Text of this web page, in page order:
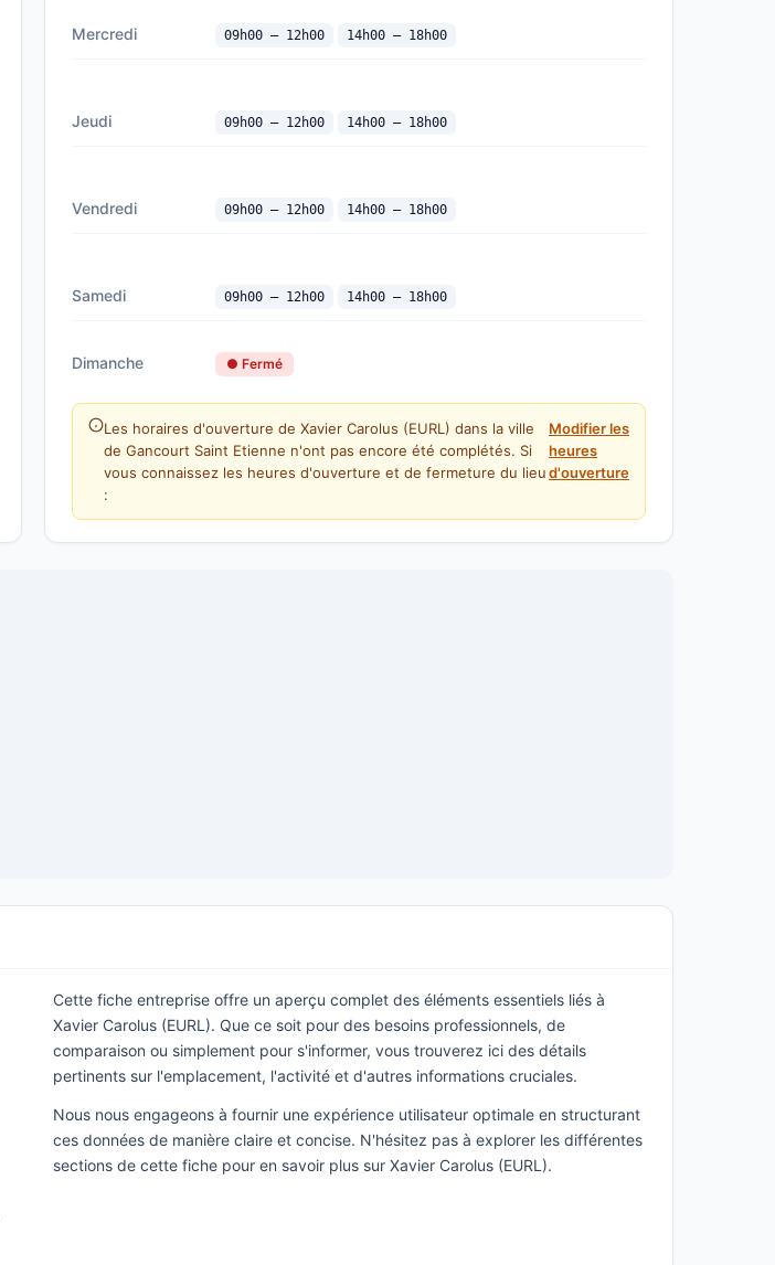
Mercredi 09h00 — 12h00 14h00 — 18h00
Jeudi 09h00 — 12h00 14h00 — 18h00
Vendredi 09h00 — 12h00 14h00 — 18h00
Samedi 09h00 — 12h00 14h00 — 18h00
Dimanche ● Fermé
Les horaires d'ouverture de Xavier Carolus (EURL) dans la ville
de Gancourt Saint Etienne n'ont pas encore été complétés. Si
vous connaissez les heures d'ouverture et de fermeture du lieu
:
Modifier les
heures
d'ouverture
Cette fiche entreprise offre un aperçu complet des éléments essentiels liés à
Xavier Carolus (EURL). Que ce soit pour des besoins professionnels, de
comparaison ou simplement pour s'informer, vous trouverez ici des détails
pertinents sur l'emplacement, l'activité et d'autres informations cruciales.
Nous nous engageons à fournir une expérience utilisateur optimale en structurant
ces données de manière claire et concise. N'hésitez pas à explorer les différentes
sections de cette fiche pour en savoir plus sur Xavier Carolus (EURL).